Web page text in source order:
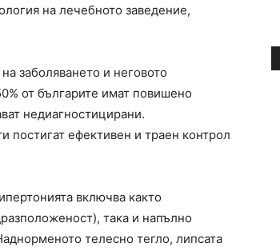
на лечебното заведение,
заболяването и неговото
от българите имат повишено
недиагностицирани.
ефективен и траен контрол
включва както
така и напълно
телесно тегло, липсата